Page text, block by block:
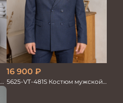
16 900 ₽
5625-VT-481S Костюм мужской